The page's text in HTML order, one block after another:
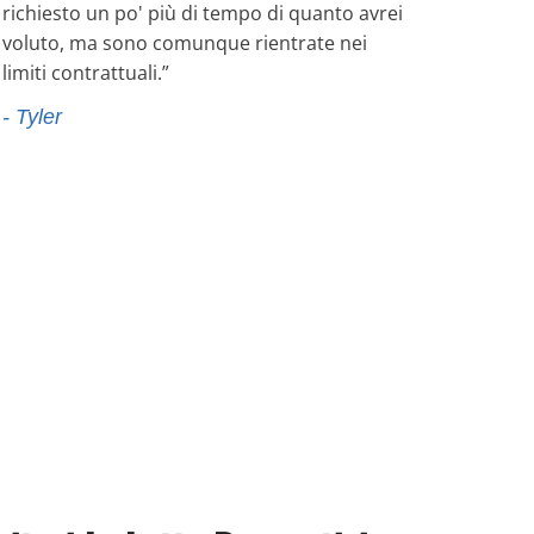
richiesto un po' più di tempo di quanto avrei
voluto, ma sono comunque rientrate nei
limiti contrattuali.”
- Tyler